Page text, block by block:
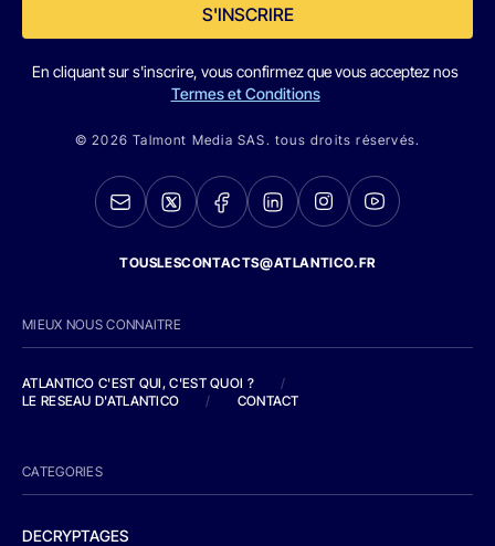
S'INSCRIRE
En cliquant sur s'inscrire, vous confirmez que vous acceptez nos
Termes et Conditions
© 2026 Talmont Media SAS. tous droits réservés.
TOUSLESCONTACTS@ATLANTICO.FR
MIEUX NOUS CONNAITRE
ATLANTICO C'EST QUI, C'EST QUOI ?
/
LE RESEAU D'ATLANTICO
/ CONTACT
CATEGORIES
DECRYPTAGES